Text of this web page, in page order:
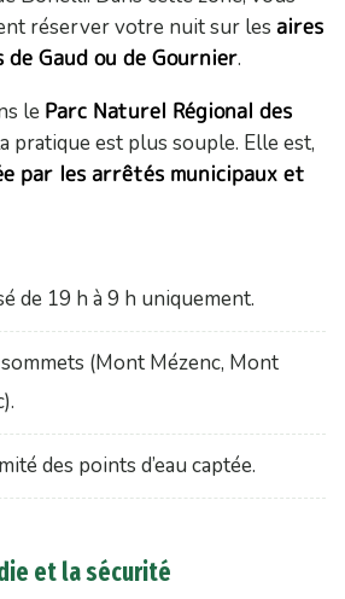
réserver votre nuit sur les aires
de Gaud ou de Gournier.
le Parc Naturel Régional des
pratique est plus souple. Elle est,
par les arrêtés municipaux et
de 19 h à 9 h uniquement.
(Mont Mézenc, Mont
des points d’eau captée.
et la sécurité